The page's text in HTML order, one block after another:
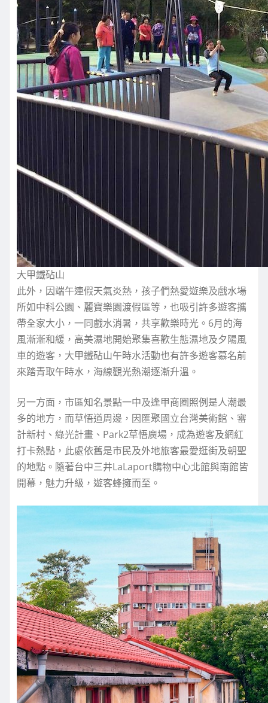
大甲鐵砧山
此外，因端午連假天氣炎熱，孩子們熱愛遊樂及戲水場
所如中科公園、麗寶樂園渡假區等，也吸引許多遊客攜
帶全家大小，一同戲水消暑，共享歡樂時光。6月的海
風漸漸和緩，高美濕地開始聚集喜歡生態濕地及夕陽風
車的遊客，大甲鐵砧山午時水活動也有許多遊客慕名前
來踏青取午時水，海線觀光熱潮逐漸升溫。
另一方面，市區知名景點一中及逢甲商圈照例是人潮最
多的地方，而草悟道周邊，因匯聚國立台灣美術館、審
計新村、綠光計畫、Park2草悟廣場，成為遊客及網紅
打卡熱點，此處依舊是市民及外地旅客最愛逛街及朝聖
的地點。隨著台中三井LaLaport購物中心北館與南館皆
開幕，魅力升級，遊客蜂擁而至。